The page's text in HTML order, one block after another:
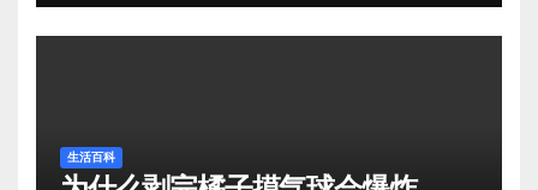
生活百科